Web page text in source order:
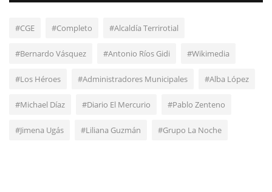
#CGE #Completo #Alcaldía Terrirotial
#Bernardo Vásquez #Antonio Ríos Gidi #Wikimedia
#Los Héroes #Administradores Municipales #Alba López
#Michael Díaz #Diario El Mercurio #Pablo Zenteno
#Jimena Ugás #Liliana Guzmán #Grupo La Noche